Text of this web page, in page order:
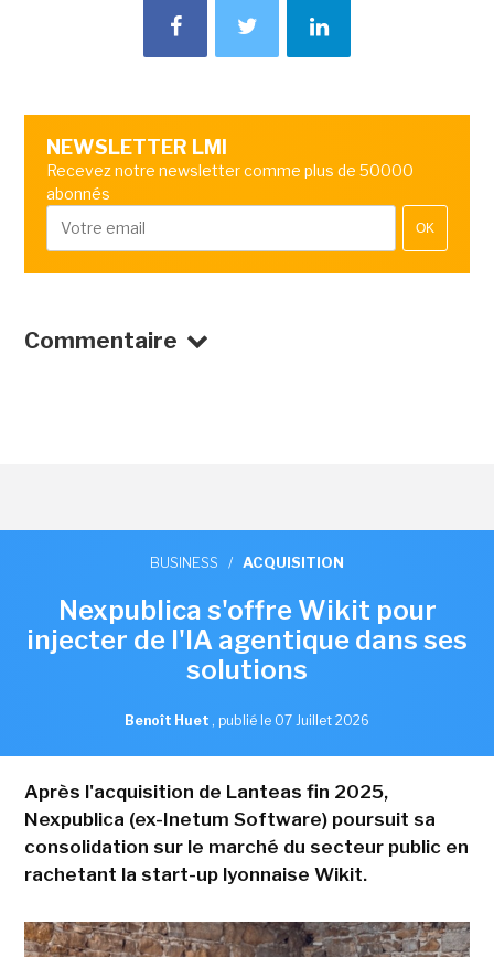
NEWSLETTER LMI
Recevez notre newsletter comme plus de 50000
abonnés
OK
Commentaire
BUSINESS / ACQUISITION
Nexpublica s'offre Wikit pour
injecter de l'IA agentique dans ses
solutions
Benoît Huet , publié le 07 Juillet 2026
Après l'acquisition de Lanteas fin 2025,
Nexpublica (ex-Inetum Software) poursuit sa
consolidation sur le marché du secteur public en
rachetant la start-up lyonnaise Wikit.